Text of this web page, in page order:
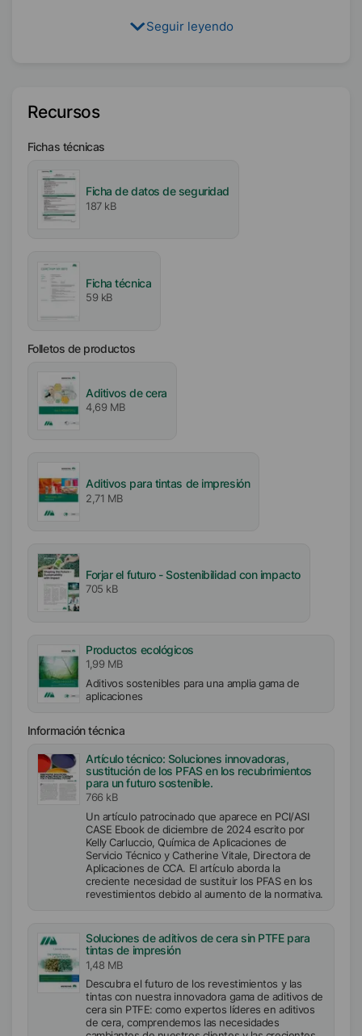
Seguir leyendo
Recursos
Fichas técnicas
Ficha de datos de seguridad
187 kB
Ficha técnica
59 kB
Folletos de productos
Aditivos de cera
4,69 MB
Aditivos para tintas de impresión
2,71 MB
Forjar el futuro - Sostenibilidad con impacto
705 kB
Productos ecológicos
1,99 MB
Aditivos sostenibles para una amplia gama de
aplicaciones
Información técnica
Artículo técnico: Soluciones innovadoras,
sustitución de los PFAS en los recubrimientos
para un futuro sostenible.
766 kB
Un artículo patrocinado que aparece en PCI/ASI
CASE Ebook de diciembre de 2024 escrito por
Kelly Carluccio, Química de Aplicaciones de
Servicio Técnico y Catherine Vitale, Directora de
Aplicaciones de CCA. El artículo aborda la
creciente necesidad de sustituir los PFAS en los
revestimientos debido al aumento de la normativa.
Soluciones de aditivos de cera sin PTFE para
tintas de impresión
1,48 MB
Descubra el futuro de los revestimientos y las
tintas con nuestra innovadora gama de aditivos de
cera sin PTFE: como expertos líderes en aditivos
de cera, comprendemos las necesidades